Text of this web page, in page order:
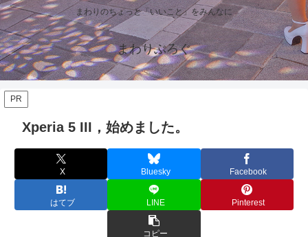
まわりのちょっと「いいこと」をみんなに
まわりぶろぐ
PR
Xperia 5 III，始めました。
X Bluesky Facebook
はてブ LINE Pinterest
コピー